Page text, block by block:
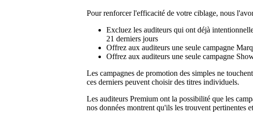
Pour renforcer l'efficacité de votre ciblage, nous
Excluez les auditeurs qui ont déjà
21 derniers jours
Offrez aux auditeurs une seule campagne
Offrez aux auditeurs une seule campagne
Les campagnes de promotion des simples ne
ces derniers peuvent choisir des titres individuels.
Les auditeurs Premium ont la possibilité que les
nos données montrent qu'ils les trouvent pertinentes